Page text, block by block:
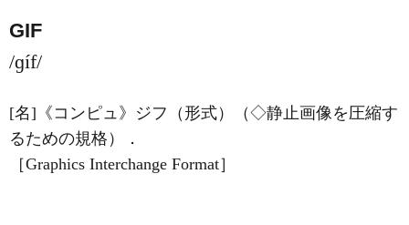
GIF
/ɡíf/
[名] 《コンピュ》 ジフ（形式）（◇静止画像を圧縮す
るための規格）
．
［Graphics Interchange Format］